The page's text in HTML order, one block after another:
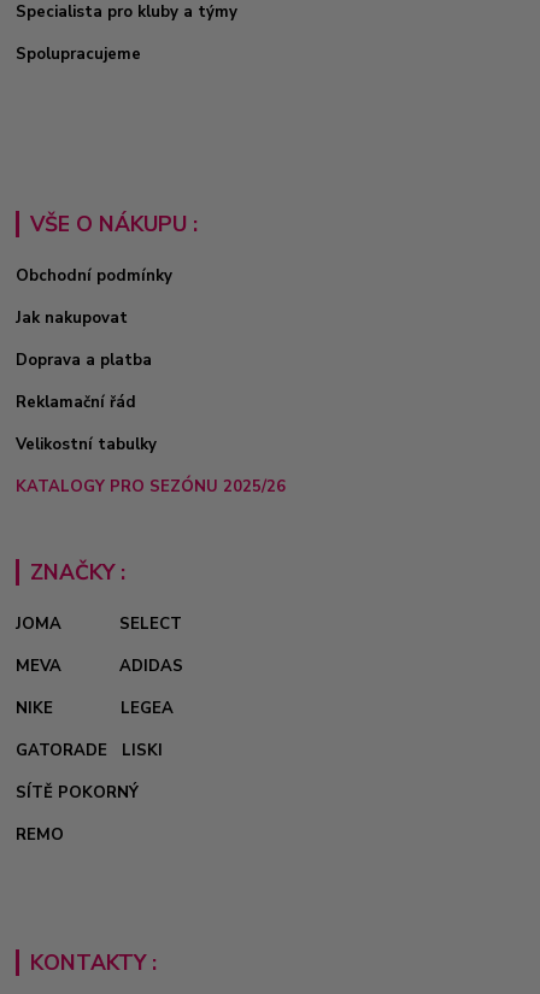
Specialista pro kluby a týmy
Spolupracujeme
VŠE O NÁKUPU :
Obchodní podmínky
Jak nakupovat
Doprava a platba
Reklamační řád
Velikostní tabulky
KATALOGY PRO SEZÓNU 2025/26
ZNAČKY :
JOMA
SELECT
MEVA
ADIDAS
NIKE
LEGEA
GATORADE
LISKI
SÍTĚ POKORNÝ
REMO
KONTAKTY :